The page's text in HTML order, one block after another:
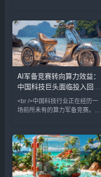
刷到一段金属指尖陀螺的视频。
那个在指尖高速旋转、发出机械
声响的小物件，在瞬间为他提供
了一种奇特的解压感。“当时就
觉得这种东西太有意思了。”钱
正阳在接受《天下网商》专访时
回忆道，“这种金属、会转、能
响的EDC玩具，一看到就有一
现，最终导向了一次彻底的职业
转向...
AI军备竞赛转向算力效益：
中国科技巨头面临投入回报
大考
<br />中国科技行业正在经历一
场前所未有的算力军备竞赛。从
开支已攀升至历史最高水平。然
而，随着英伟达高端芯片出口管
制收紧以及国内替代方案尚未完
全成熟，一个尖锐的问题开始浮
现：这场巨额投入究竟何时能够